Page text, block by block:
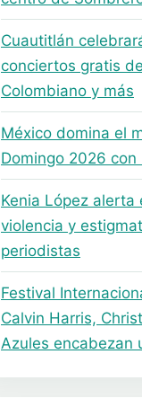
Cuautitlán
conciertos gratis
Colombiano y más
México domina el
Domingo 2026 con
Kenia López alerta
violencia y
periodistas
Festival
Calvin Harris,
Azules encabezan